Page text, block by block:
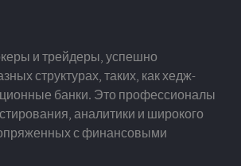
и трейдеры, успешно
структурах, таких, как хедж-
банки. Это профессионалы
аналитики и широкого
с финансовыми